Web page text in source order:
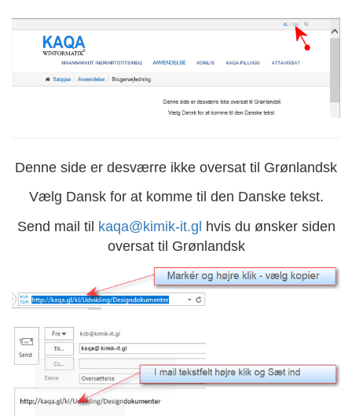
Denne side er desværre ikke oversat til Grønlandsk
Vælg Dansk for at komme til den Danske tekst.
Send mail til kaqa@kimik-it.gl hvis du ønsker siden
oversat til Grønlandsk